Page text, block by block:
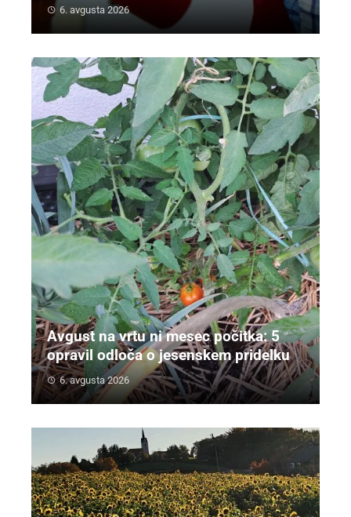
6. avgusta 2026
Avgust na vrtu ni mesec počitka: 5
opravil odloča o jesenskem pridelku
6. avgusta 2026